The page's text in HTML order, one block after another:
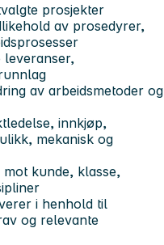
prosjekter
av prosedyrer,
leveranser,
av arbeidsmetoder og
innkjøp,
mekanisk og
kunde, klasse,
i henhold til
og relevante